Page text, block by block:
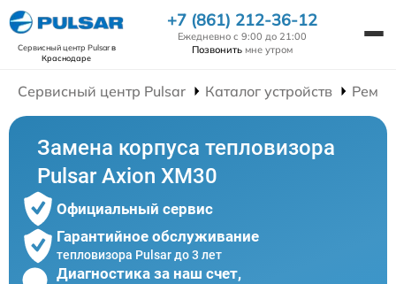
Сервисный центр Pulsarв
Краснодаре
+7 (861) 212-36-12
Ежедневно с 9:00 до 21:00
Позвонить мне утром
Сервисный центр Pulsar Каталог устройств
Замена корпуса тепловизора
Pulsar Axion XM30
Официальный сервис
Гарантийное обслуживание
тепловизора Pulsar до 3 лет
Диагностика за наш счет,